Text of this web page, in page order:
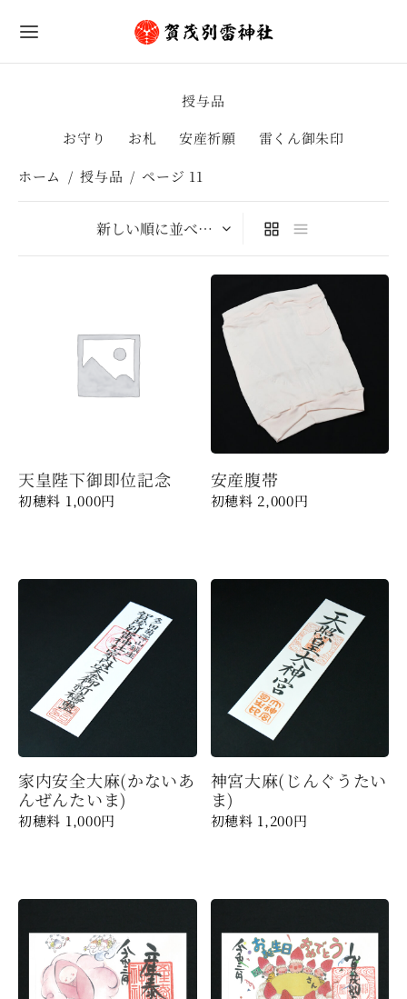
授与品
お守り
お札 安産祈願 雷くん御朱印
ホーム / 授与品 / ページ 11
天皇陛下御即位記念
1,000円
安産腹帯
2,000円
家内安全大麻(かないあ
んぜんたいま)
1,000円
神宮大麻(じんぐうたい
ま)
1,200円